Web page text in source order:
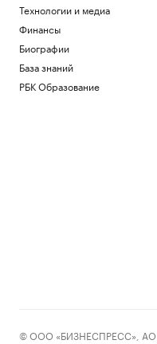
Технологии и медиа
Финансы
Биографии
База знаний
РБК Образование
© ООО «БИЗНЕСПРЕСС», АО